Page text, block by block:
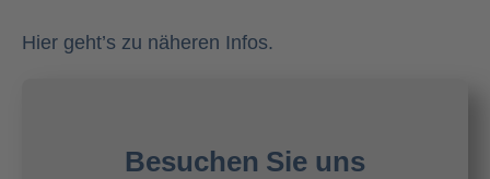
Hier geht’s zu näheren Infos.
Besuchen Sie uns